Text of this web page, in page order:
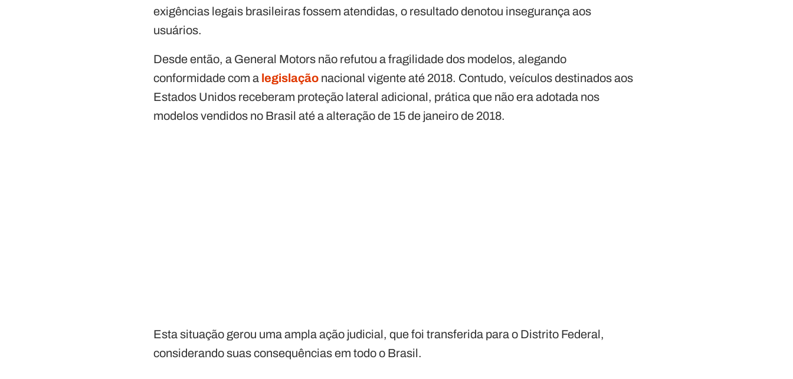
exigências legais brasileiras fossem atendidas, o resultado denotou insegurança aos
usuários.
Desde então, a General Motors não refutou a fragilidade dos modelos, alegando
conformidade com a legislação nacional vigente até 2018. Contudo, veículos destinados aos
Estados Unidos receberam proteção lateral adicional, prática que não era adotada nos
modelos vendidos no Brasil até a alteração de 15 de janeiro de 2018.
Esta situação gerou uma ampla ação judicial, que foi transferida para o Distrito Federal,
considerando suas consequências em todo o Brasil.